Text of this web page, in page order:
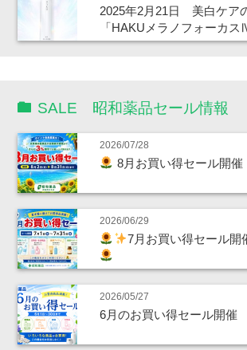
2025年2月21日 美白ケア
「HAKUメラノフォーカ
SALE 昭和薬品セール情報
2026/07/28
8月お買い得セール開催
2026/06/29
7月お買い得セール開
2026/05/27
6月のお買い得セール開催